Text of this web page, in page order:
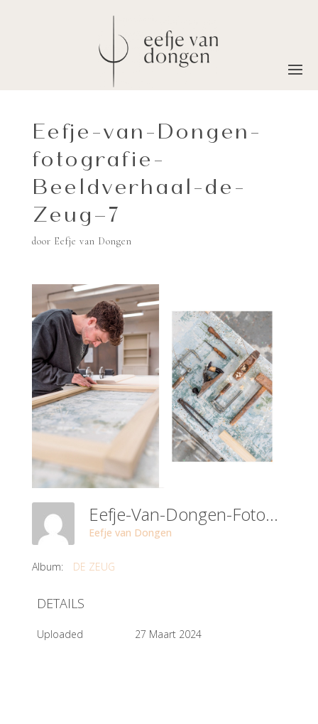
Eefje-van-Dongen-
fotografie-
Beeldverhaal-de-
Zeug–7
door Eefje van Dongen
Eefje-Van-Dongen-Fotografie-Beeldverhaal-De-Zeug--7
Eefje van Dongen
Album: DE ZEUG
DETAILS
Uploaded 27 Maart 2024